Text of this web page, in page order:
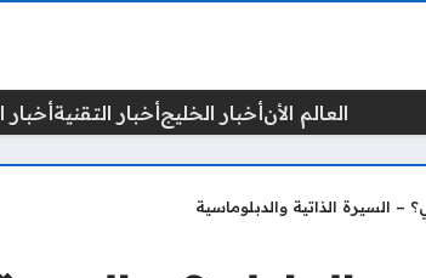
العالم الأنأخبار الخليجأخبار التقنيةأخبار
– السيرة الذاتية والدبلوماسية